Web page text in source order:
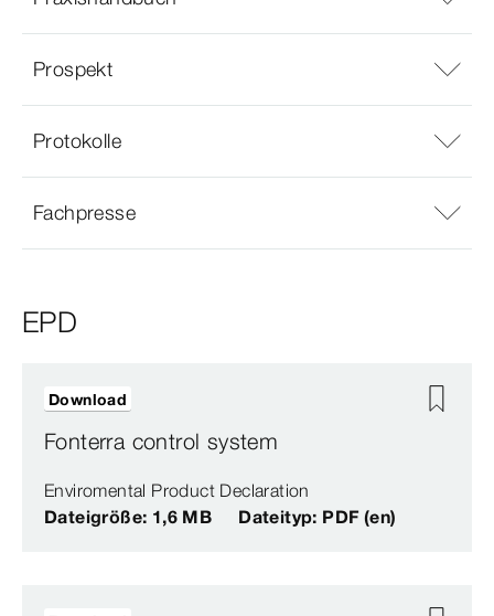
Prospekt
Protokolle
Fachpresse
EPD
Fonterra control system
Enviromental Product Declaration
Dateigröße: 1,6 MB
Dateityp: PDF (en)
Download